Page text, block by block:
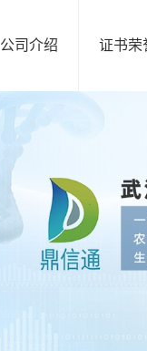
公司介绍 证书荣